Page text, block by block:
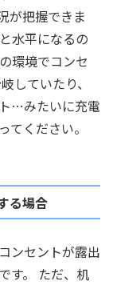
が把握できま
水平になるの
環境でコンセ
していたり、
…みたいに充電
ください。
る場合
ンセントが露出
す。 ただ、机